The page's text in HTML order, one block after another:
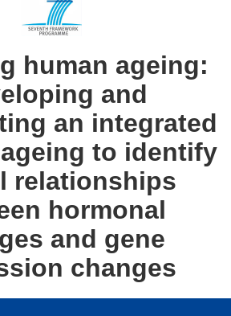
human ageing:
and
an integrated
to identify
relationships
hormonal
and gene
changes